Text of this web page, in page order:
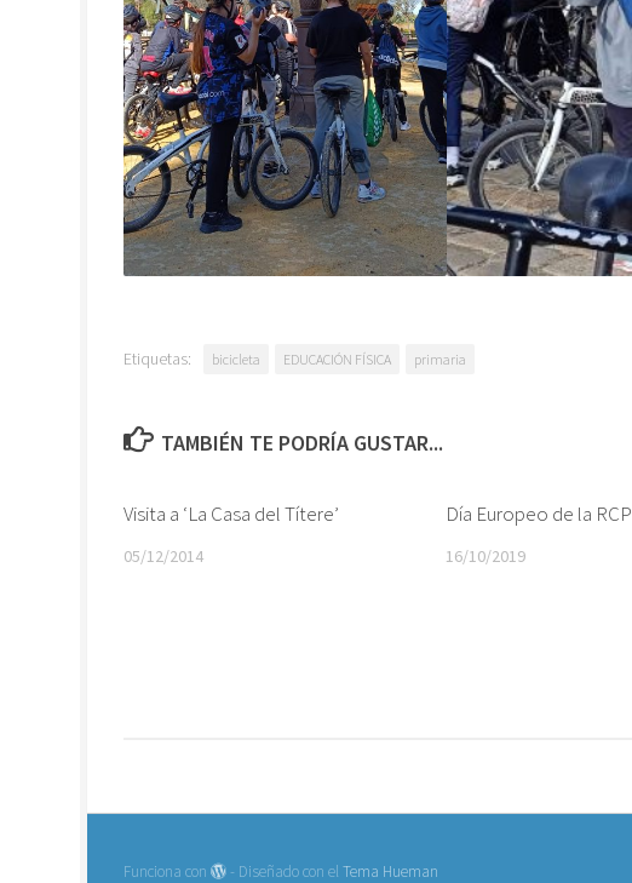
Etiquetas: bicicleta EDUCACIÓN FÍSICA primaria
TAMBIÉN TE PODRÍA GUSTAR...
Visita a ‘La Casa del Títere’
05/12/2014
Día Europeo de la RCP
16/10/2019
Funciona con - Diseñado con elTema Hueman